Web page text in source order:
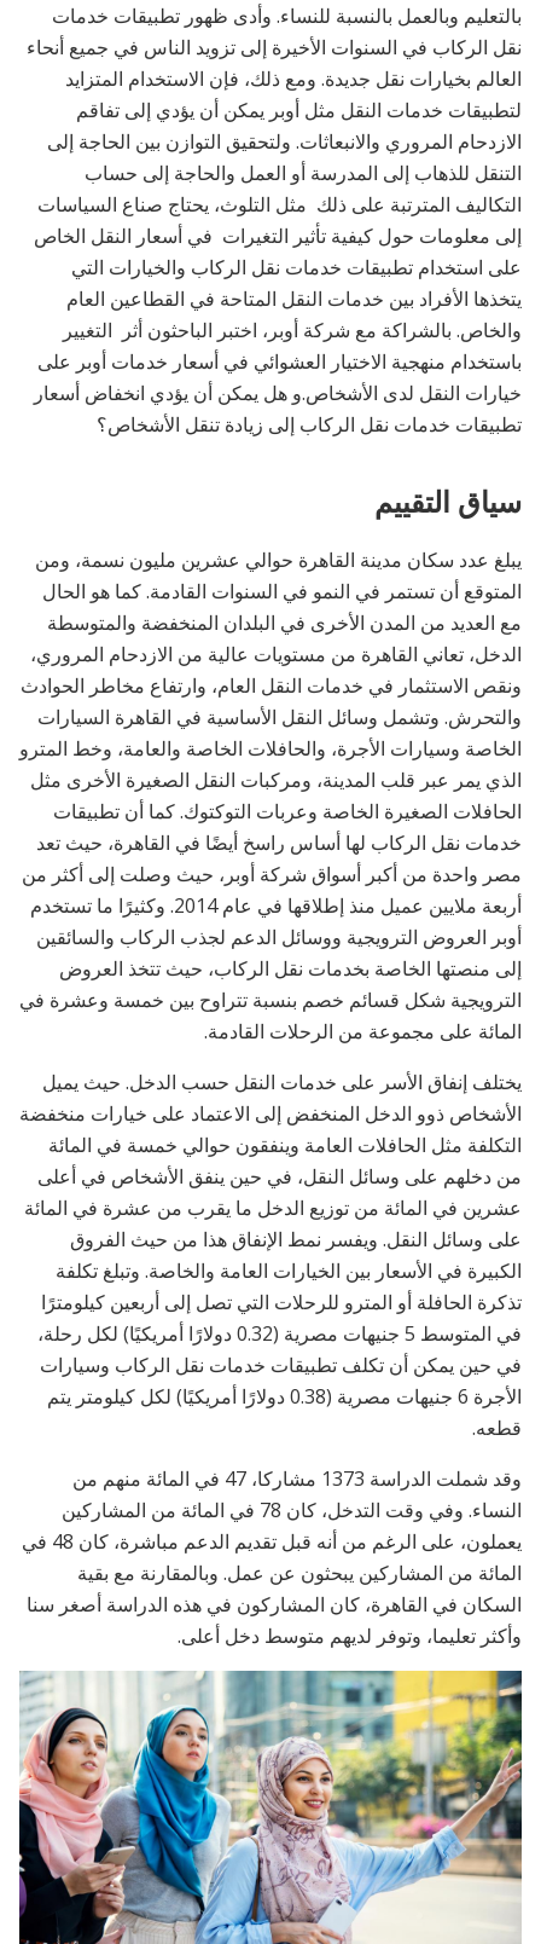
بالتعليم وبالعمل بالنسبة للنساء. وأدى ظهور تطبيقات خدمات
نقل الركاب في السنوات الأخيرة إلى تزويد الناس في جميع أنحاء
العالم بخيارات نقل جديدة. ومع ذلك، فإن الاستخدام المتزايد
لتطبيقات خدمات النقل مثل أوبر يمكن أن يؤدي إلى تفاقم
الازدحام المروري والانبعاثات. ولتحقيق التوازن بين الحاجة إلى
التنقل للذهاب إلى المدرسة أو العمل والحاجة إلى حساب
التكاليف المترتبة على ذلك مثل التلوث، يحتاج صناع السياسات
إلى معلومات حول كيفية تأثير التغيرات في أسعار النقل الخاص
على استخدام تطبيقات خدمات نقل الركاب والخيارات التي
يتخذها الأفراد بين خدمات النقل المتاحة في القطاعين العام
والخاص. بالشراكة مع شركة أوبر، اختبر الباحثون أثر التغيير
باستخدام منهجية الاختيار العشوائي في أسعار خدمات أوبر على
خيارات النقل لدى الأشخاص.و هل يمكن أن يؤدي انخفاض أسعار
تطبيقات خدمات نقل الركاب إلى زيادة تنقل الأشخاص؟
سياق التقييم
يبلغ عدد سكان مدينة القاهرة حوالي عشرين مليون نسمة، ومن
المتوقع أن تستمر في النمو في السنوات القادمة. كما هو الحال
مع العديد من المدن الأخرى في البلدان المنخفضة والمتوسطة
الدخل، تعاني القاهرة من مستويات عالية من الازدحام المروري،
ونقص الاستثمار في خدمات النقل العام، وارتفاع مخاطر الحوادث
والتحرش. وتشمل وسائل النقل الأساسية في القاهرة السيارات
الخاصة وسيارات الأجرة، والحافلات الخاصة والعامة، وخط المترو
الذي يمر عبر قلب المدينة، ومركبات النقل الصغيرة الأخرى مثل
الحافلات الصغيرة الخاصة وعربات التوكتوك. كما أن تطبيقات
خدمات نقل الركاب لها أساس راسخ أيضًا في القاهرة، حيث تعد
مصر واحدة من أكبر أسواق شركة أوبر، حيث وصلت إلى أكثر من
أربعة ملايين عميل منذ إطلاقها في عام 2014. وكثيرًا ما تستخدم
أوبر العروض الترويجية ووسائل الدعم لجذب الركاب والسائقين
إلى منصتها الخاصة بخدمات نقل الركاب، حيث تتخذ العروض
الترويجية شكل قسائم خصم بنسبة تتراوح بين خمسة وعشرة في
المائة على مجموعة من الرحلات القادمة.
يختلف إنفاق الأسر على خدمات النقل حسب الدخل. حيث يميل
الأشخاص ذوو الدخل المنخفض إلى الاعتماد على خيارات منخفضة
التكلفة مثل الحافلات العامة وينفقون حوالي خمسة في المائة
من دخلهم على وسائل النقل، في حين ينفق الأشخاص في أعلى
عشرين في المائة من توزيع الدخل ما يقرب من عشرة في المائة
على وسائل النقل. ويفسر نمط الإنفاق هذا من حيث الفروق
الكبيرة في الأسعار بين الخيارات العامة والخاصة. وتبلغ تكلفة
تذكرة الحافلة أو المترو للرحلات التي تصل إلى أربعين كيلومترًا
في المتوسط 5 جنيهات مصرية (0.32 دولارًا أمريكيًا) لكل رحلة،
في حين يمكن أن تكلف تطبيقات خدمات نقل الركاب وسيارات
الأجرة 6 جنيهات مصرية (0.38 دولارًا أمريكيًا) لكل كيلومتر يتم
قطعه.
وقد شملت الدراسة 1373 مشاركا، 47 في المائة منهم من
النساء. وفي وقت التدخل، كان 78 في المائة من المشاركين
يعملون، على الرغم من أنه قبل تقديم الدعم مباشرة، كان 48 في
المائة من المشاركين يبحثون عن عمل. وبالمقارنة مع بقية
السكان في القاهرة، كان المشاركون في هذه الدراسة أصغر سنا
وأكثر تعليما، وتوفر لديهم متوسط دخل أعلى.